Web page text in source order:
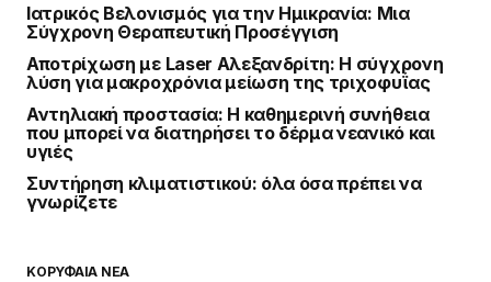
Ιατρικός Βελονισμός για την Ημικρανία: Μια
Σύγχρονη Θεραπευτική Προσέγγιση
Αποτρίχωση με Laser Αλεξανδρίτη: Η σύγχρονη
λύση για μακροχρόνια μείωση της τριχοφυΐας
Αντηλιακή προστασία: Η καθημερινή συνήθεια
που μπορεί να διατηρήσει το δέρμα νεανικό και
υγιές
Συντήρηση κλιματιστικού: όλα όσα πρέπει να
γνωρίζετε
ΚΟΡΥΦΑΙΑ ΝΕΑ